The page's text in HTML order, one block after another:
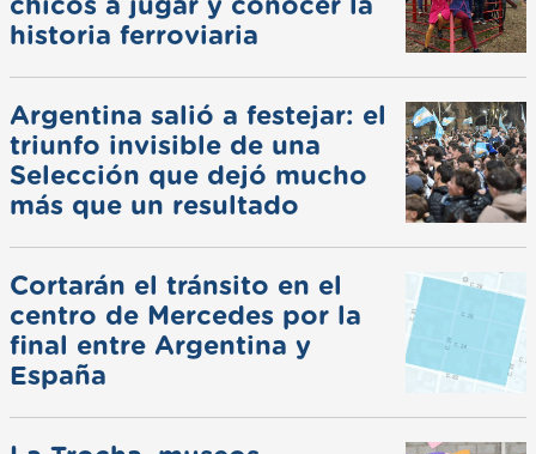
chicos a jugar y conocer la
historia ferroviaria
Argentina salió a festejar: el
triunfo invisible de una
Selección que dejó mucho
más que un resultado
Cortarán el tránsito en el
centro de Mercedes por la
final entre Argentina y
España